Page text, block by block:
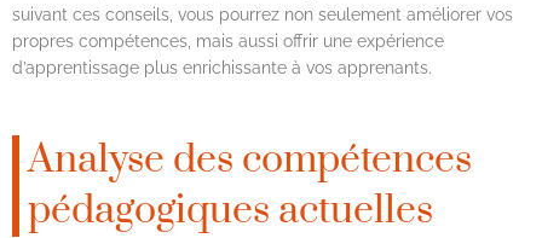
suivant ces conseils, vous pourrez non seulement améliorer vos
propres compétences, mais aussi offrir une expérience
d’apprentissage plus enrichissante à vos apprenants.
Analyse des compétences
pédagogiques actuelles